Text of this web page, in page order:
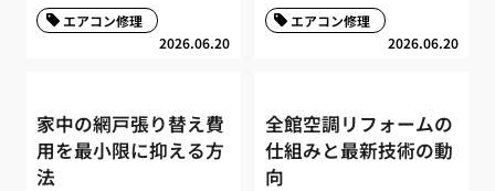
2026.06.20
エアコン修理
2026.06.20
エアコン修理
家中の網戸張り替え費
用を最小限に抑える方
法
全館空調リフォームの
仕組みと最新技術の動
向